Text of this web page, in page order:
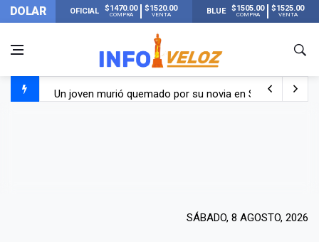
DOLAR OFICIAL $1470.00
COMPRA
$1520.00
VENTA BLUE $1505.00
COMPRA
$1525.00
VENTA
Un joven murió quemado por su novia en San Luis:
SÁBADO, 8 AGOSTO, 2026